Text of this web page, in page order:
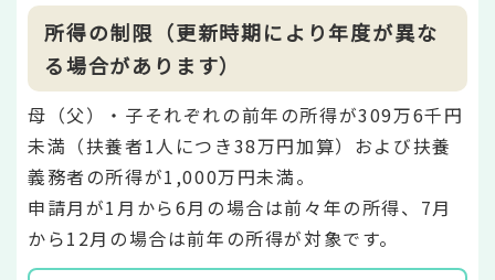
所得の制限（更新時期により年度が異な
る場合があります）
母（父）・子それぞれの前年の所得が309万6千円
未満（扶養者1人につき38万円加算）および扶養
義務者の所得が1,000万円未満。
申請月が1月から6月の場合は前々年の所得、7月
から12月の場合は前年の所得が対象です。